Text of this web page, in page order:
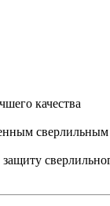
качества